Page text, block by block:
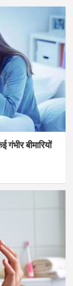
बीमारियों